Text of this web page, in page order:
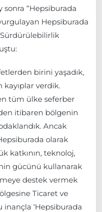
sonra “Hepsiburada
Hepsiburada
birini yaşadık,
verdik.
tüm ülke seferber
itibaren bölgenin
Ancak
olarak
katkının, teknoloj,
gücünü kullanarak
destek vermek
Ticaret ve
inançla ‘Hepsiburada